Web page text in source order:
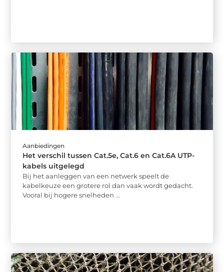
Aanbiedingen
Het verschil tussen Cat.5e, Cat.6 en Cat.6A UTP-
kabels uitgelegd
Bij het aanleggen van een netwerk speelt de
kabelkeuze een grotere rol dan vaak wordt gedacht.
Vooral bij hogere snelheden ...